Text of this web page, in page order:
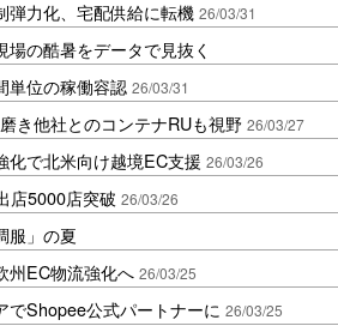
弾力化、宅配供給に転機 26/03/31
の酷暑をデータで見抜く
単位の稼働容認 26/03/31
き他社とのコンテナRUも視野 26/03/27
化で北米向け越境EC支援 26/03/26
店5000店突破 26/03/26
服」の夏
州EC物流強化へ 26/03/25
でShopee公式パートナーに 26/03/25